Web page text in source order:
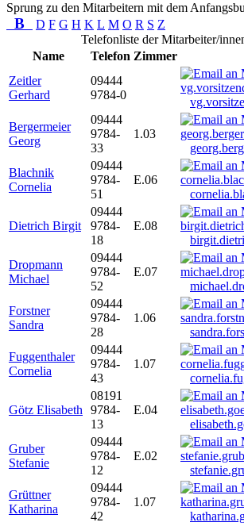
Sprung zu den Mitarbeitern mit dem
B D F G H K L M O R S Z
Telefonliste der Mitarbeiter/
Name
Telefon Zimmer
Zeitler
Gerhard
09444
9784-0
Bergermeier
Georg
09444
9784-
33
1.03
Blachnik
Cornelia
09444
9784-
51
E.06
Dietrich Birgit
09444
9784-
18
E.08
Dropmann
Michael
09444
9784-
52
E.07
Forstner
Sandra
09444
9784-
28
1.06
Fuggenthaler
Cornelia
09444
9784-
43
1.07
Götz Elisabeth
08191
9784-
13
E.04
Gruber
Stefanie
09444
9784-
12
E.02
Grüttner
Katharina
09444
9784-
42
1.07